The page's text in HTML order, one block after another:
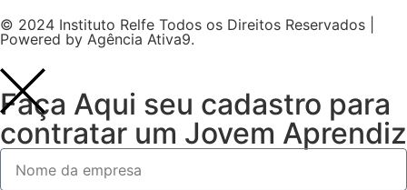
© 2024 Instituto Relfe Todos os Direitos Reservados |
Powered by Agência Ativa9.
Faça Aqui seu cadastro para
contratar um Jovem Aprendiz